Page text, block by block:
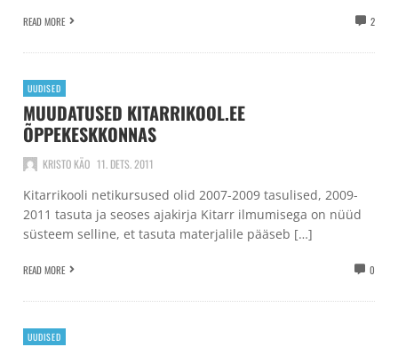
READ MORE 2
UUDISED
MUUDATUSED KITARRIKOOL.EE
ÕPPEKESKKONNAS
KRISTO KÄO 11. DETS. 2011
Kitarrikooli netikursused olid 2007-2009 tasulised, 2009-
2011 tasuta ja seoses ajakirja Kitarr ilmumisega on nüüd
süsteem selline, et tasuta materjalile pääseb […]
READ MORE 0
UUDISED